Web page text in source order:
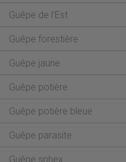
Guêpe de l’Est
Guêpe forestière
Guêpe jaune
Guêpe potière
Guêpe potière bleue
Guêpe parasite
Guêpe sphex